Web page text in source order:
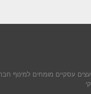
עסקיים מומחים למינוף